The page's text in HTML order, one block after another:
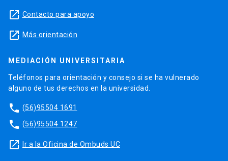
launch Contacto para apoyo
launch Más orientación
MEDIACIÓN UNIVERSITARIA
Teléfonos para orientación y consejo si se ha vulnerado
alguno de tus derechos en la universidad.
phone (56)95504 1691
phone (56)95504 1247
launch Ir a la Oficina de Ombuds UC